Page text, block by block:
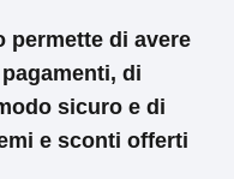
permette di avere
di
sicuro e di
e sconti offerti